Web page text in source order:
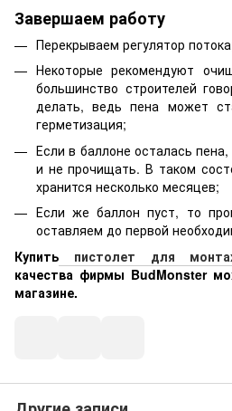
Завершаем работу
Перекрываем регулятор
Некоторые рекомендуют
большинство строителей
делать, ведь пена может
герметизация;
Если в баллоне осталась
и не прочищать. В таком
хранится несколько месяцев;
Если же баллон пуст, то
оставляем до первой
Купить пистолет для
качества фирмы BudMonster
магазине.